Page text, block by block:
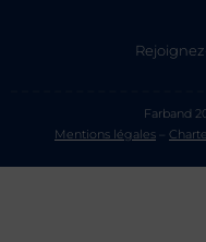
Farband
Mentions légales